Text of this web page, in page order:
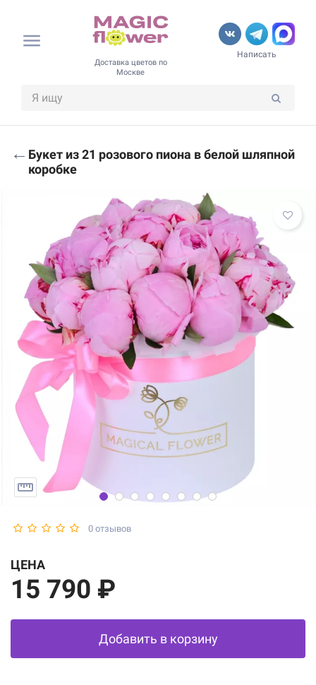
Доставка цветов по
Москве
Написать
← Букет из 21 розового пиона в белой шляпной
коробке
0 отзывов
ЦЕНА
15 790 ₽
Добавить в корзину